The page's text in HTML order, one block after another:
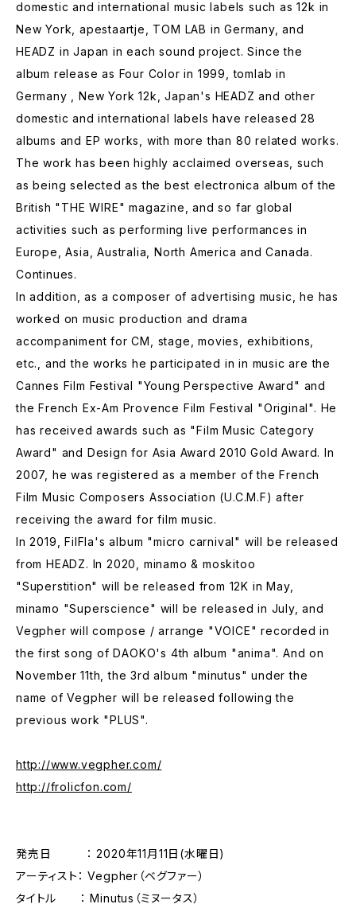
domestic and international music labels such as 12k in
New York, apestaartje, TOM LAB in Germany, and
HEADZ in Japan in each sound project. Since the
album release as Four Color in 1999, tomlab in
Germany , New York 12k, Japan's HEADZ and other
domestic and international labels have released 28
albums and EP works, with more than 80 related works.
The work has been highly acclaimed overseas, such
as being selected as the best electronica album of the
British "THE WIRE" magazine, and so far global
activities such as performing live performances in
Europe, Asia, Australia, North America and Canada.
Continues.
In addition, as a composer of advertising music, he has
worked on music production and drama
accompaniment for CM, stage, movies, exhibitions,
etc., and the works he participated in in music are the
Cannes Film Festival "Young Perspective Award" and
the French Ex-Am Provence Film Festival "Original". He
has received awards such as "Film Music Category
Award" and Design for Asia Award 2010 Gold Award. In
2007, he was registered as a member of the French
Film Music Composers Association (U.C.M.F) after
receiving the award for film music.
In 2019, FilFla's album "micro carnival" will be released
from HEADZ. In 2020, minamo & moskitoo
"Superstition" will be released from 12K in May,
minamo "Superscience" will be released in July, and
Vegpher will compose / arrange "VOICE" recorded in
the first song of DAOKO's 4th album "anima". And on
November 11th, the 3rd album "minutus" under the
name of Vegpher will be released following the
previous work "PLUS".
http://www.vegpher.com/
http://frolicfon.com/
発売日 ： 2020年11月11日(水曜日)
アーティスト： Vegpher（ベグファー）
タイトル ： Minutus（ミヌータス）